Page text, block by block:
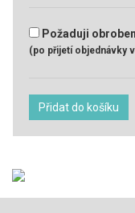
Požaduji
(po přijetí objednávky
Přidat do košíku